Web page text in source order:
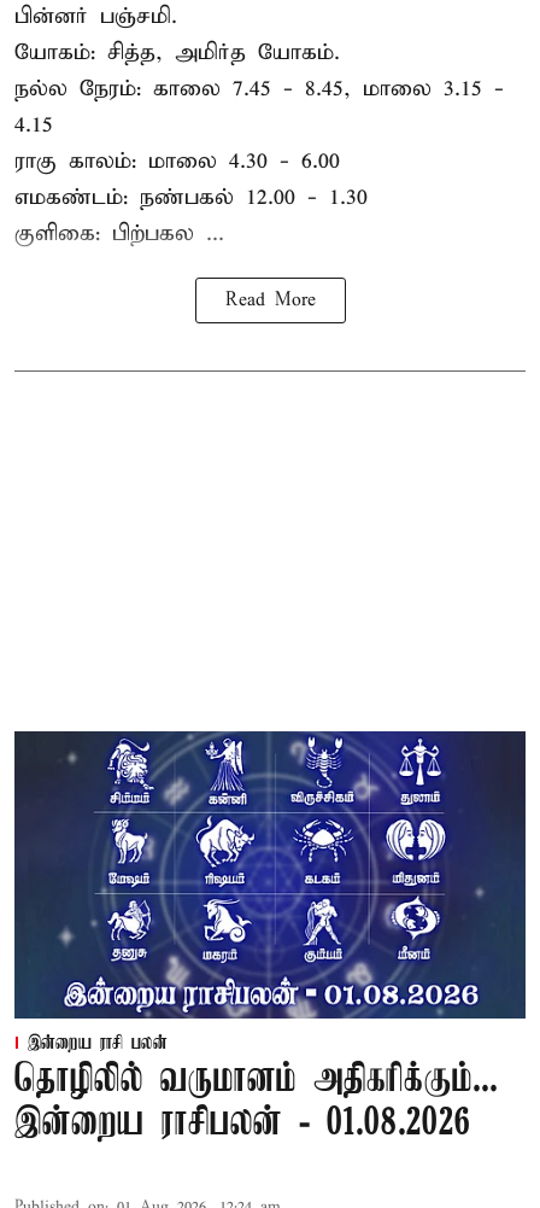
பின்னர் பஞ்சமி.
யோகம்: சித்த, அமிர்த யோகம்.
நல்ல நேரம்: காலை 7.45 - 8.45, மாலை 3.15 -
4.15
ராகு காலம்: மாலை 4.30 - 6.00
எமகண்டம்: நண்பகல் 12.00 - 1.30
குளிகை: பிற்பகல ...
Read More
இன்றைய ராசி பலன்
தொழிலில் வருமானம் அதிகரிக்கும்...
இன்றைய ராசிபலன் - 01.08.2026